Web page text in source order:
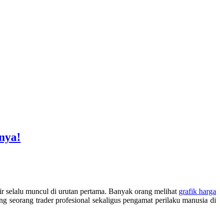
selalu muncul di urutan pertama. Banyak orang melihat grafik harga
seorang trader profesional sekaligus pengamat perilaku manusia di